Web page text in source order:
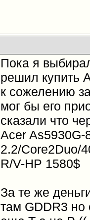
Пока я
решил купить
к сожелению
мог бы его
сказали что
Acer As5930G-
2.2/Core2Duo/
R/V-HP 1580$
За те же
там GDDR3 но